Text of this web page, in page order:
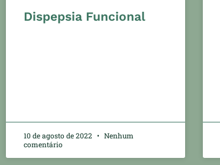
Dispepsia Funcional
10 de agosto de 2022
Nenhum
comentário